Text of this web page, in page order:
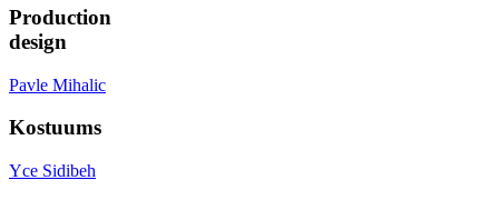
Production
design
Pavle Mihalic
Kostuums
Yce Sidibeh